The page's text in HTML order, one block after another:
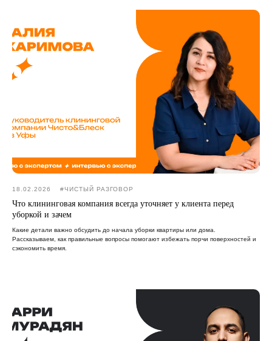
18.02.2026 #ЧИСТЫЙ РАЗГОВОР
Что клининговая компания всегда уточняет у клиента перед
уборкой и зачем
Какие детали важно обсудить до начала уборки квартиры или дома.
Рассказываем, как правильные вопросы помогают избежать порчи поверхностей и
сэкономить время.